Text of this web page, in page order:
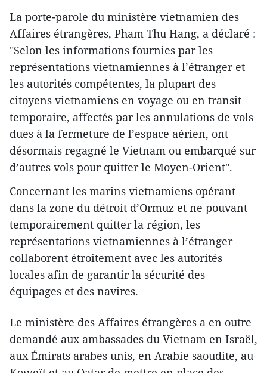
La porte-parole du ministère vietnamien des
Affaires étrangères, Pham Thu Hang, a déclaré :
"Selon les informations fournies par les
représentations vietnamiennes à l’étranger et
les autorités compétentes, la plupart des
citoyens vietnamiens en voyage ou en transit
temporaire, affectés par les annulations de vols
dues à la fermeture de l’espace aérien, ont
désormais regagné le Vietnam ou embarqué sur
d’autres vols pour quitter le Moyen-Orient".
Concernant les marins vietnamiens opérant
dans la zone du détroit d’Ormuz et ne pouvant
temporairement quitter la région, les
représentations vietnamiennes à l’étranger
collaborent étroitement avec les autorités
locales afin de garantir la sécurité des
équipages et des navires.
Le ministère des Affaires étrangères a en outre
demandé aux ambassades du Vietnam en Israël,
aux Émirats arabes unis, en Arabie saoudite, au